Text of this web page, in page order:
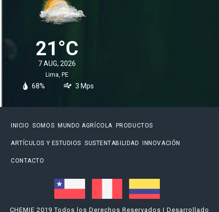
21°C
7 AUG, 2026
Lima, PE
68% 3 Mps
INICIO SOMOS MUNDO AGRÍCOLA PRODUCTOS
ARTÍCULOS Y ESTUDIOS SUSTENTABILIDAD INNOVACIÓN
CONTACTO
CHEMIE 2019 Todos los Derechos Reservados | Desarrollado